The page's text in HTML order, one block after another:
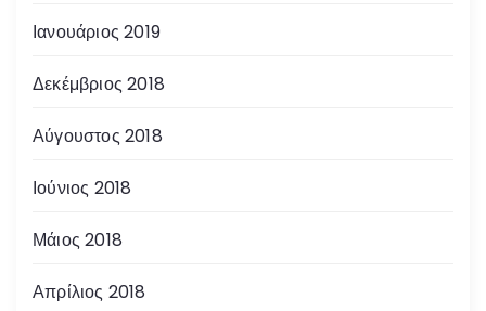
Ιανουάριος 2019
Δεκέμβριος 2018
Αύγουστος 2018
Ιούνιος 2018
Μάιος 2018
Απρίλιος 2018